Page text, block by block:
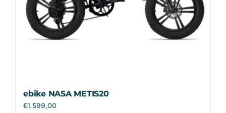
ebike NASA METIS20
€1.599,00